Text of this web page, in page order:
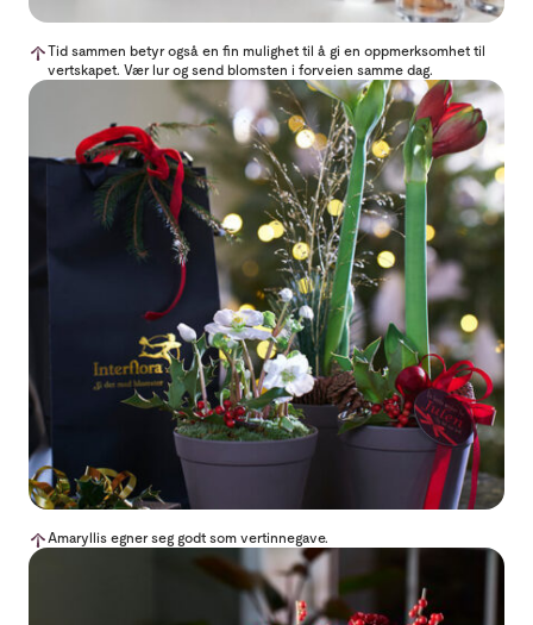
Tid sammen betyr også en fin mulighet til å gi en oppmerksomhet til
vertskapet. Vær lur og send blomsten i forveien samme dag.
Amaryllis egner seg godt som vertinnegave.